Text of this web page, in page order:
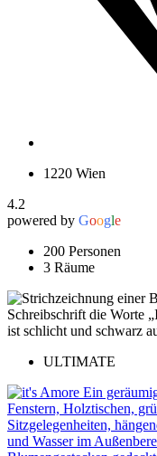
1220 Wien
4.2
powered by Google
200 Personen
3 Räume
ULTIMATE